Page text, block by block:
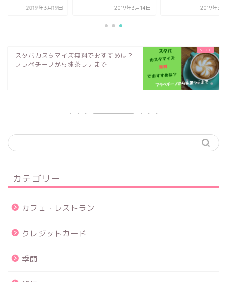
2019年3月19日 2019年3月14日 2019年3
スタバカスタマイズ無料でおすすめは？
フラペチーノから抹茶ラテまで
カテゴリー
カフェ・レストラン
クレジットカード
季節